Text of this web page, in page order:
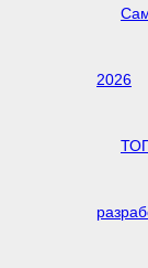
2026